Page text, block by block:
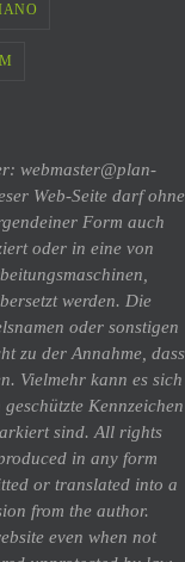
webmaster@plan-
Web-Seite darf ohne
Form auch
oder in eine von
werden. Die
oder sonstigen
zu der Annahme, dass
Vielmehr kann es sich
Kennzeichen
sind. All rights
in any form
or translated into a
from the author.
even when not